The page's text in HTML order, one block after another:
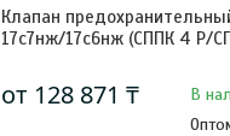
Клапан
17с7нж/17с6нж (СППК 4 Р/
от 128 871 ₸
В